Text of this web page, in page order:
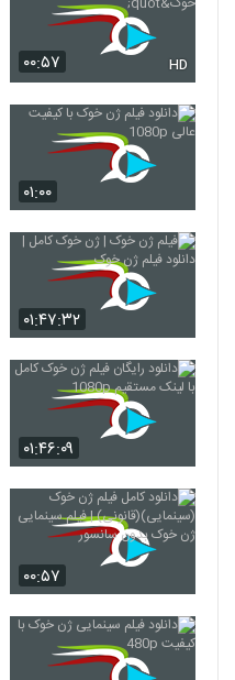
۰۰:۵۷ HD
۰۱:۰۰
۰۱:۴۷:۳۲
۰۱:۴۶:۰۹
۰۰:۵۷